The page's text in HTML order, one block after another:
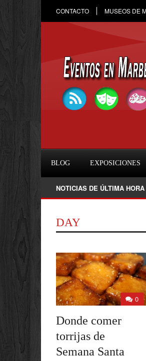
CONTACTO MUSEOS DE
BLOG EXPOSICIONES
NOTICIAS DE ÚLTIMA HORA
Raule en Marbella 2026: fecha,
DAY
0
Donde comer
torrijas de
Semana Santa